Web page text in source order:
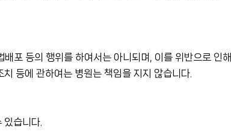
포 등의 행위를 하여서는 아니되며, 이를 위반으로 인해
등에 관하여는 병원는 책임을 지지 않습니다.
습니다.